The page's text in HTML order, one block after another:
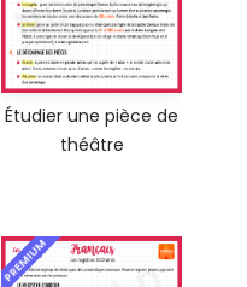
Étudier une pièce de
théâtre
PREMIUM